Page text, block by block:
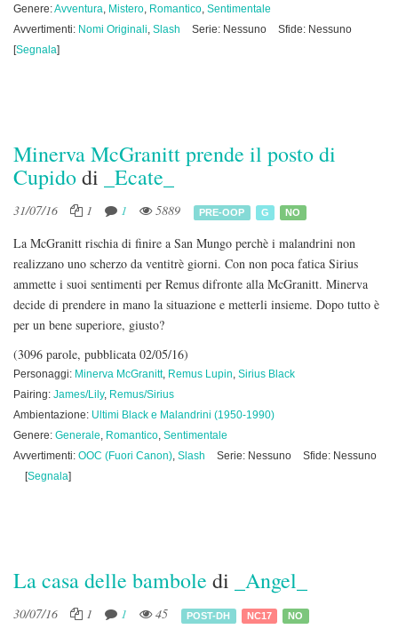
Genere:Avventura, Mistero, Romantico, Sentimentale
Avvertimenti: Nomi Originali, Slash Serie: Nessuno
Sfide: Nessuno
[Segnala]
Minerva McGranitt prende il posto di
Cupidodi _Ecate_
31/07/16 1 1 5889 PRE-OOP G NO
La McGranitt rischia di finire a San Mungo perchè i malandrini non
realizzano uno scherzo da ventitrè giorni. Con non poca fatica Sirius
ammette i suoi sentimenti per Remus difronte alla McGranitt. Minerva
decide di prendere in mano la situazione e metterli insieme. Dopo tutto è
per un bene superiore, giusto?
(3096 parole, pubblicata 02/05/16)
Personaggi: Minerva McGranitt, Remus Lupin, Sirius Black
Pairing: James/Lily, Remus/Sirius
Ambientazione: Ultimi Black e Malandrini (1950-1990)
Genere: Generale, Romantico, Sentimentale
Avvertimenti: OOC (Fuori Canon), Slash Serie: Nessuno
Sfide: Nessuno
[Segnala]
La casa delle bambole di _Angel_
30/07/16 1 1 45 POST-DH NC17 NO